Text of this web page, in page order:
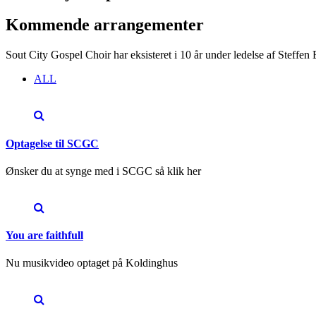
Kommende arrangementer
Sout City Gospel Choir har eksisteret i 10 år under ledelse af Steffen
ALL
Optagelse til SCGC
Ønsker du at synge med i SCGC så klik her
You are faithfull
Nu musikvideo optaget på Koldinghus